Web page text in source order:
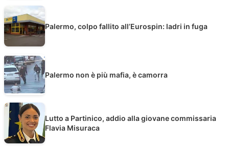
Palermo, colpo fallito all’Eurospin: ladri in fuga
Palermo non è più mafia, è camorra
Lutto a Partinico, addio alla giovane commissaria
Flavia Misuraca